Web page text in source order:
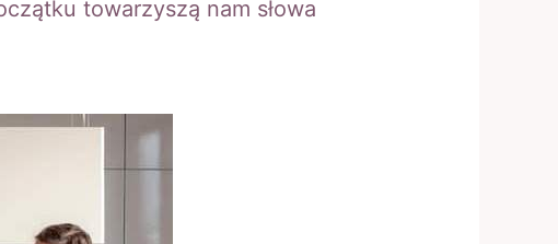
towarzyszą nam słowa